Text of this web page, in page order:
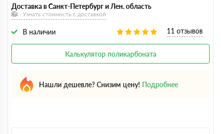
Доставка в Санкт-Петербург и Лен. область
Узнать стоимость с доставкой
В наличии 11 отзывов
Калькулятор поликарбоната
Нашли дешевле? Снизим цену! Подробнее